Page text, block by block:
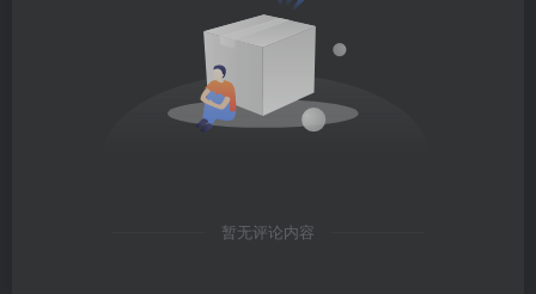
暂无评论内容